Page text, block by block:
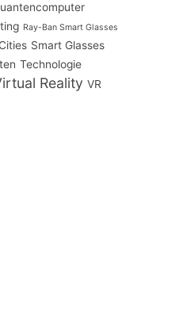
Ray-Ban Smart Glasses
Smart Glasses
Technologie
Reality VR